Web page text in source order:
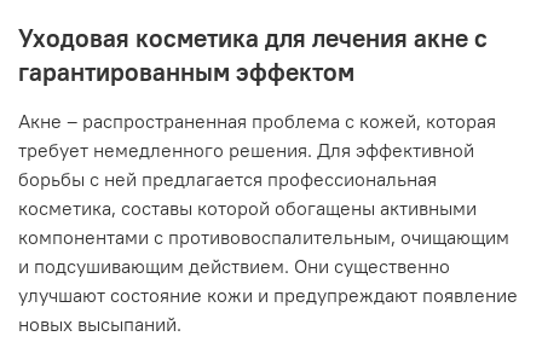
Уходовая косметика для лечения акне с
гарантированным эффектом
Акне – распространенная проблема с кожей, которая
требует немедленного решения. Для эффективной
борьбы с ней предлагается профессиональная
косметика, составы которой обогащены активными
компонентами с противовоспалительным, очищающим
и подсушивающим действием. Они существенно
улучшают состояние кожи и предупреждают появление
новых высыпаний.